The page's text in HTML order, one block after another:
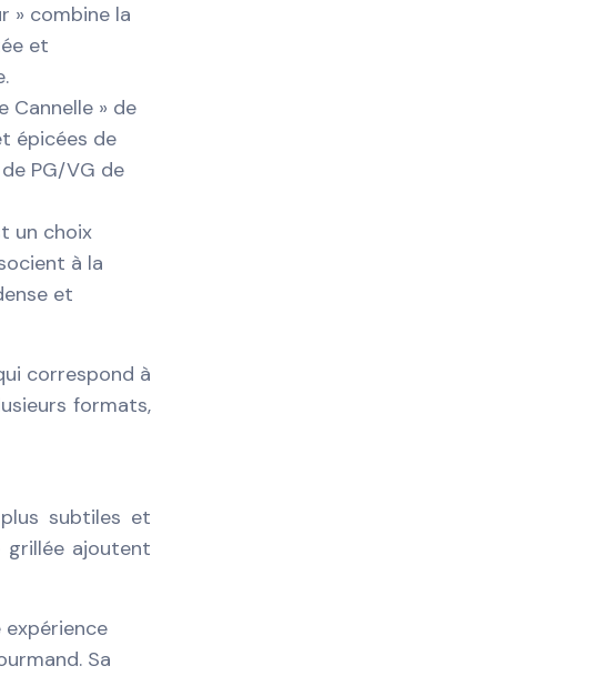
» combine la
et
Cannelle » de
épicées de
PG/VG de
un choix
à la
et
correspond à
formats,
subtiles et
ajoutent
expérience
Sa